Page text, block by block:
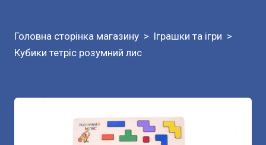
Головна сторінка магазину
Іграшки та ігри
Кубики тетріс розумний лис